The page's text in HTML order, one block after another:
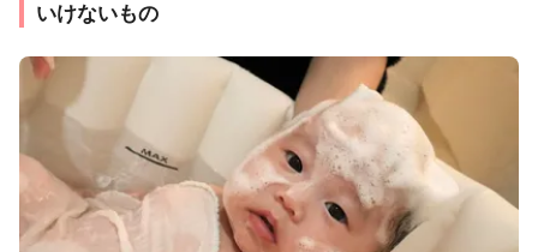
いけないもの